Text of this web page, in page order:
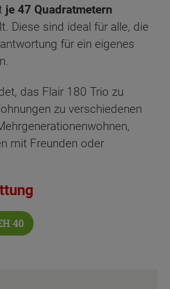
je 47 Quadratmetern
Diese sind ideal für alle, die
für ein eigenes
das Flair 180 Trio zu
zu verschiedenen
mit Freunden oder
40